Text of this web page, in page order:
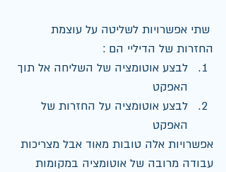
שתי אפשרויות לשליטה על עוצמת
החזרות של הדיליי הם :
לבצע אוטומציה של השליחה אל תוך
האפקט
לבצע אוטומציה על החזרות של
האפקט
אפשרויות אלה טובות מאוד אבל מצריכות
עבודה מרובה של אוטומציה במקומות